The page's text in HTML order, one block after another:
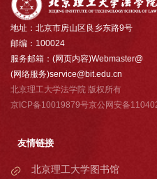
地址：北京市房山区良乡东路9号
邮编：100024
服务邮箱：(网页内容)Webmaster@
(网络服务)service@bit.edu.cn
北京理工大学法学院 版权所有
京ICP备10019879号京公网安备
友情链接
北京理工大学图书馆